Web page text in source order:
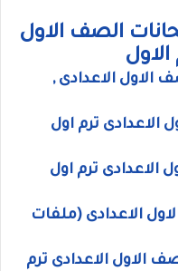
الصف الاول
الاول
الاول الاعدادى ,
الاعدادى ترم اول
الاعدادى ترم اول
الاعدادى (ملفات
الاول الاعدادى ترم